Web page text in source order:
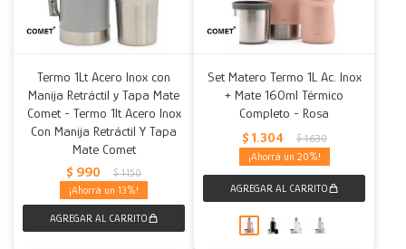
Termo 1Lt Acero Inox con
Manija Retráctil y Tapa Mate
Comet - Termo 1lt Acero Inox
Con Manija Retráctil Y Tapa
Mate Comet
$ 990 $ 1.150
13
Set Matero Termo 1L Ac. Inox
+ Mate 160ml Térmico
Completo - Rosa
$ 1.304 $ 1.630
20